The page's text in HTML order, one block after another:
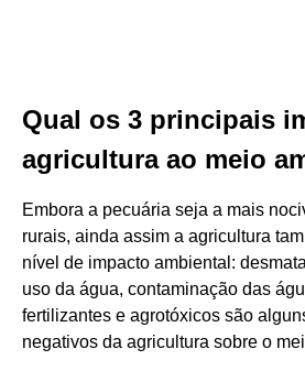
Qual os 3 principais
agricultura ao meio
Embora a pecuária seja a mais
rurais, ainda assim a agricultura
nível de impacto ambiental:
uso da água, contaminação das
fertilizantes e agrotóxicos são
negativos da agricultura sobre o